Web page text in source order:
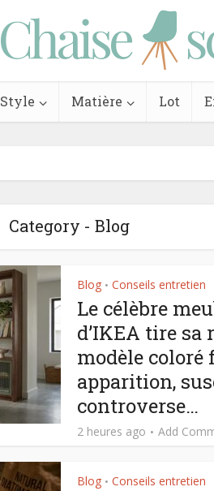
Style Matière Lot
Category - Blog
Blog • Conseils entretien
Le célèbre
d’IKEA tire sa
modèle coloré
apparition,
controverse…
2 heures ago Add
Blog • Conseils entretien